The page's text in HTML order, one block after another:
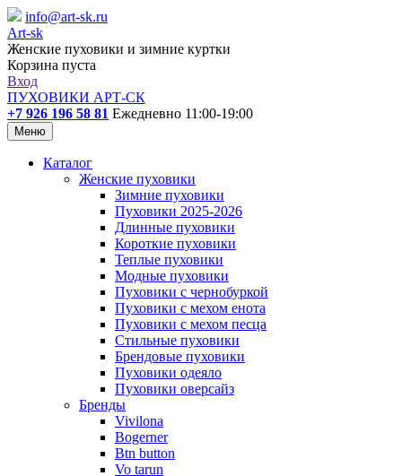
info@art-sk.ru
Art-sk
Женские пуховики и зимние куртки
Корзина пуста
Вход
ПУХОВИКИ АРТ-СК
+7 926 196 58 81 Ежедневно 11:00-19:00
Меню
Каталог
Женские пуховики
Зимние пуховики
Пуховики 2025-2026
Длинные пуховики
Короткие пуховики
Теплые пуховики
Модные пуховики
Пуховики с чернобуркой
Пуховики с мехом енота
Пуховики с мехом песца
Стильные пуховики
Брендовые пуховики
Пуховики одеяло
Пуховики оверсайз
Бренды
Vivilona
Bogerner
Btn button
Vo tarun